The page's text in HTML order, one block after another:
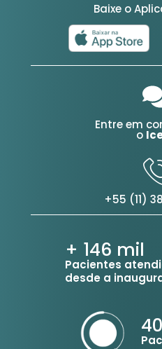
Baixe o
Entre em
o
+55 (11)
+ 146 mil
Pacientes
desde a
40